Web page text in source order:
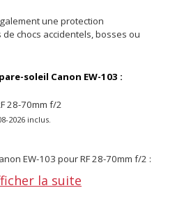
une protection
chocs accidentels, bosses ou
soleil Canon EW-103 :
28-70mm f/2
2026 inclus.
EW-103 pour RF 28-70mm f/2 :
la suite